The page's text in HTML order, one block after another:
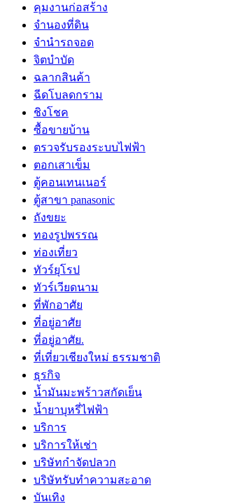
คุมงานก่อสร้าง
จำนองที่ดิน
จำนำรถจอด
จิตบำบัด
ฉลากสินค้า
ฉีดโบลดกราม
ชิงโชค
ซื้อขายบ้าน
ตรวจรับรองระบบไฟฟ้า
ตอกเสาเข็ม
ตู้คอนเทนเนอร์
ตู้สาขา panasonic
ถังขยะ
ทองรูปพรรณ
ท่องเที่ยว
ทัวร์ยุโรป
ทัวร์เวียดนาม
ที่พักอาศัย
ที่อยู่อาศัย
ที่อยู่อาศัย.
ที่เที่ยวเชียงใหม่ ธรรมชาติ
ธุรกิจ
น้ำมันมะพร้าวสกัดเย็น
น้ำยาบุหรี่ไฟฟ้า
บริการ
บริการให้เช่า
บริษัทกำจัดปลวก
บริษัทรับทำความสะอาด
บันเทิง